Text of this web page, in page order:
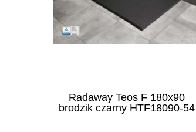
Radaway Teos F 180x90
brodzik czarny HTF18090-54